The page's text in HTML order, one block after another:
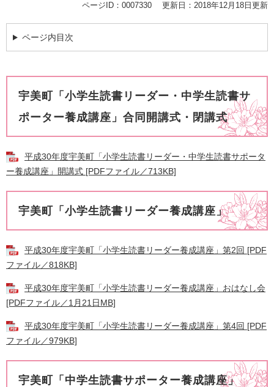
ページID：0007330 更新日：2018年12月18日更新
ページ内目次
宇美町「小学生読書リーダー・中学生読書サ
ポーター養成講座」合同開講式・閉講式
平成30年度宇美町「小学生読書リーダー・中学生読書サポータ
ー養成講座」開講式 [PDFファイル／713KB]
宇美町「小学生読書リーダー養成講座」
平成30年度宇美町「小学生読書リーダー養成講座」第2回 [PDF
ファイル／818KB]
平成30年度宇美町「小学生読書リーダー養成講座」おはなし会
[PDFファイル／1月21日MB]
平成30年度宇美町「小学生読書リーダー養成講座」第4回 [PDF
ファイル／979KB]
宇美町「中学生読書サポーター養成講座」